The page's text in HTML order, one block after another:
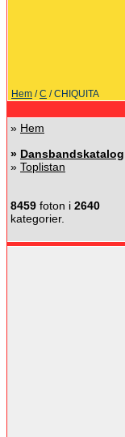
Hem /C / CHIQUITA
» Hem
» Dansbandskatalog
» Toplistan
8459 foton i 2640
kategorier.